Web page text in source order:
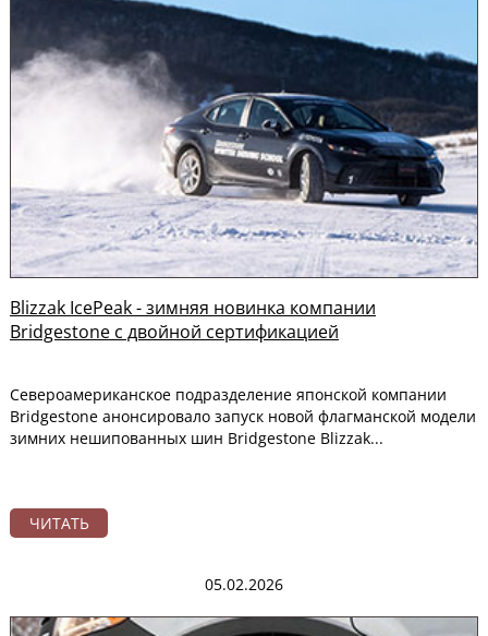
Blizzak IcePeak - зимняя новинка компании
Bridgestone с двойной сертификацией
Североамериканское подразделение японской компании
Bridgestone анонсировало запуск новой флагманской модели
зимних нешипованных шин Bridgestone Blizzak...
ЧИТАТЬ
05.02.2026